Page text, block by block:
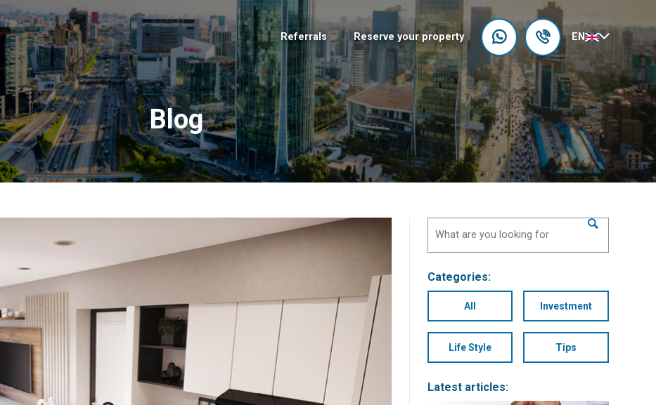
Referrals Reserve your property EN
Blog
Categories:
All Investment
Life Style Tips
Latest articles: